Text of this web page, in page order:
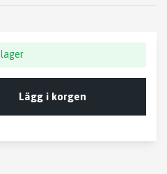
I lager
Lägg i korgen